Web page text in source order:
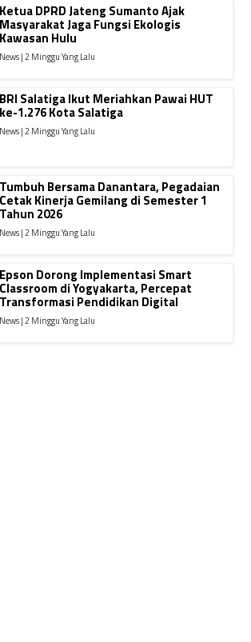
Ketua DPRD Jateng Sumanto Ajak
Masyarakat Jaga Fungsi Ekologis
Kawasan Hulu
News | 2 Minggu Yang Lalu
BRI Salatiga Ikut Meriahkan Pawai HUT
ke-1.276 Kota Salatiga
News | 2 Minggu Yang Lalu
Tumbuh Bersama Danantara, Pegadaian
Cetak Kinerja Gemilang di Semester 1
Tahun 2026
News | 2 Minggu Yang Lalu
Epson Dorong Implementasi Smart
Classroom di Yogyakarta, Percepat
Transformasi Pendidikan Digital
News | 2 Minggu Yang Lalu